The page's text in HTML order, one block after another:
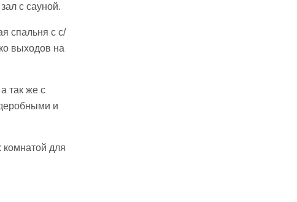
с сауной.
спальня с с/
выходов на
так же с
и
комнатой для